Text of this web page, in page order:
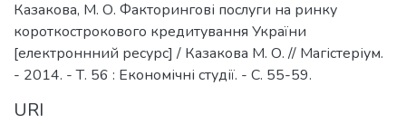
Казакова, М. О. Факторингові послуги на ринку
короткострокового кредитування України
[електроннний ресурс] / Казакова М. О. // Магістеріум.
- 2014. - Т. 56 : Економічні студії. - С. 55-59.
URI